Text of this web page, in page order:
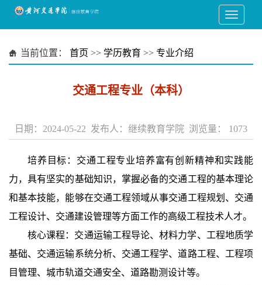
当前位置： 首页 >> 学历教育 >> 专业介绍
交通工程专业（本科）
日期：2024-05-22 发布人：继续教育学院 浏览量： 1073
培养目标：交通工程专业培养富有创新精神和实践能
力，具有坚实的基础知识，掌握必备的交通工程的基本理论
和基本技能，能够在交通工程领域从事交通工程规划、交通
工程设计、交通建设管理等方面工作的高级工程技术人才。
核心课程：交通运输工程导论、材料力学、工程地质学
基础、交通运输系统分析、交通工程学、道路工程、工程项
目管理、城市轨道交通安全、道路勘测设计等。